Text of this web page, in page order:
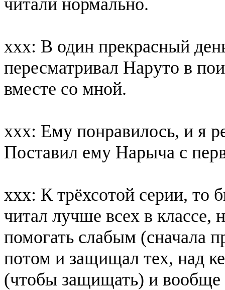
ххх: В один прекрасный
пересматривал Наруто в
вместе со мной.
ххх: Ему понравилось, и я
Поставил ему Нарыча с
ххх: К трёхсотой серии, то
читал лучше всех в классе,
помогать слабым (сначала
потом и защищал тех, над
(чтобы защищать) и